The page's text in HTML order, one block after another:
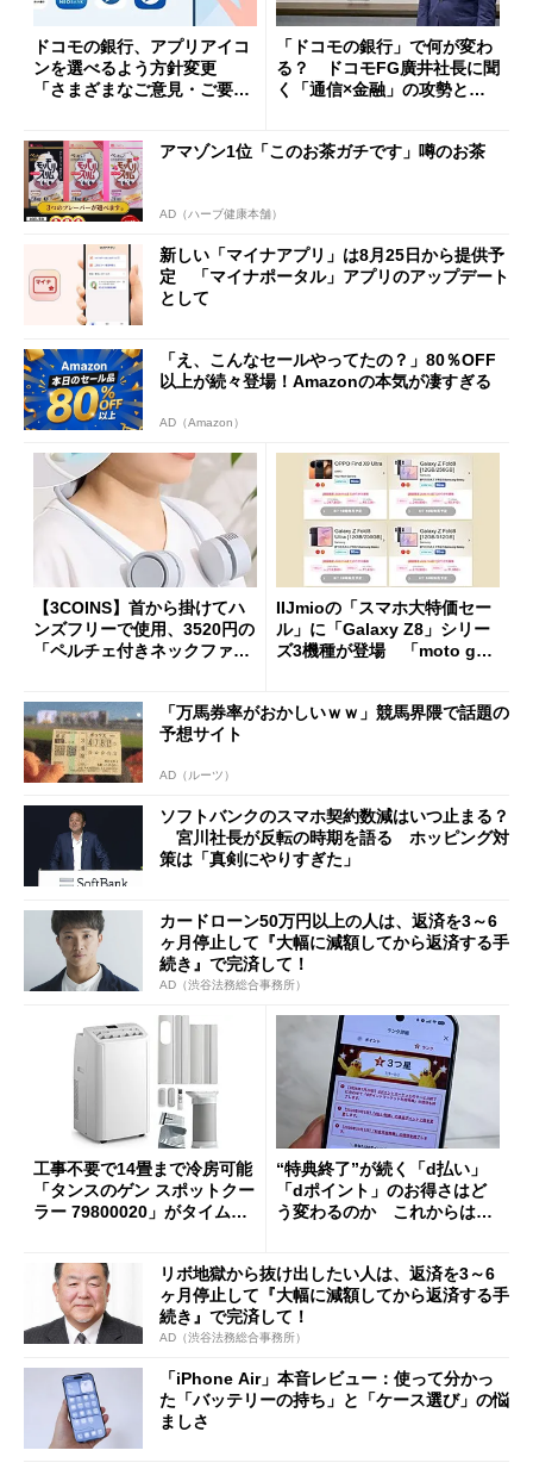
ドコモの銀行、アプリアイコ
ンを選べるよう方針変更
「さまざまなご意見・ご要望
「ドコモの銀行」で何が変わ
る？ ドコモFG廣井社長に聞
く「通信×金融」の攻勢とグ
アマゾン1位「このお茶ガチです」噂のお茶
AD（ハーブ健康本舗）
新しい「マイナアプリ」は8月25日から提供予
定 「マイナポータル」アプリのアップデート
として
「え、こんなセールやってたの？」80％OFF
以上が続々登場！Amazonの本気が凄すぎる
AD（Amazon）
【3COINS】首から掛けてハ
ンズフリーで使用、3520円の
「ペルチェ付きネックファ
IIJmioの「スマホ大特価セー
ル」に「Galaxy Z8」シリー
ズ3機種が登場 「moto g37
「万馬券率がおかしいｗｗ」競馬界隈で話題の
予想サイト
AD（ルーツ）
ソフトバンクのスマホ契約数減はいつ止まる？
宮川社長が反転の時期を語る ホッピング対
策は「真剣にやりすぎた」
カードローン50万円以上の人は、返済を3～6
ヶ月停止して『大幅に減額してから返済する手
続き』で完済して！
AD（渋谷法務総合事務所）
工事不要で14畳まで冷房可能
「タンスのゲン スポットクー
ラー 79800020」がタイムセ
“特典終了”が続く「d払い」
「dポイント」のお得さはど
う変わるのか これからは
リボ地獄から抜け出したい人は、返済を3～6
ヶ月停止して『大幅に減額してから返済する手
続き』で完済して！
AD（渋谷法務総合事務所）
「iPhone Air」本音レビュー：使って分かっ
た「バッテリーの持ち」と「ケース選び」の悩
ましさ